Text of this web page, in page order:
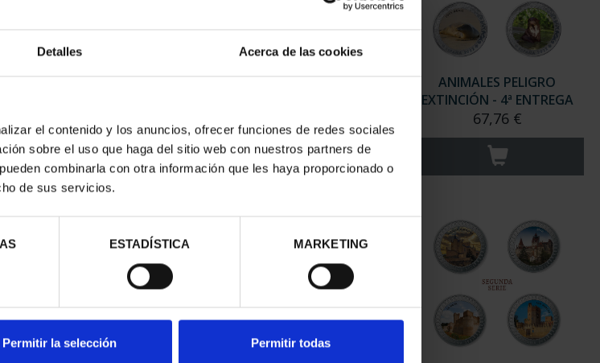
Detalles Acerca de las cookies
el contenido y los anuncios, ofrecer funciones de redes sociales
sobre el uso que haga del sitio web con nuestros partners de
combinarla con otra información que les haya proporcionado o
de sus servicios.
ESTADÍSTICA MARKETING
Permitir la selección Permitir todas
ANIMALES PELIGRO
ANIMALES PELIGRO EXTIN. -
ANIMALES PELIGRO
EXTINCIÓN - 4ª ENTREGA
67,76 €